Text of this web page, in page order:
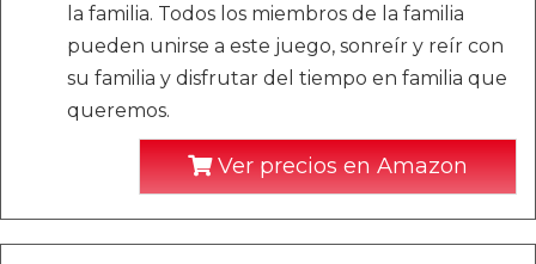
la familia. Todos los miembros de la familia
pueden unirse a este juego, sonreír y reír con
su familia y disfrutar del tiempo en familia que
queremos.
Ver precios en Amazon